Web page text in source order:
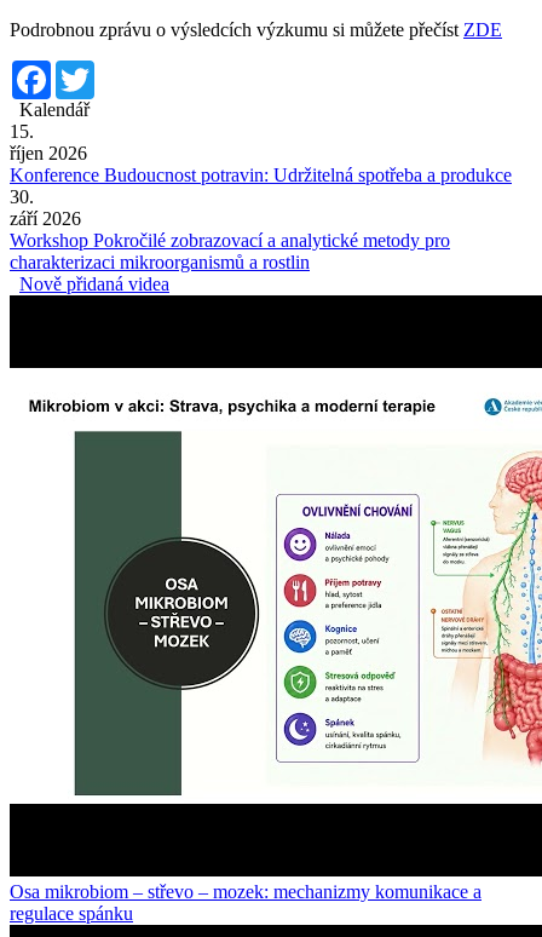
Podrobnou zprávu o výsledcích výzkumu si můžete přečíst ZDE
Facebook
Kalendář
15.
říjen 2026
Konference Budoucnost potravin: Udržitelná spotřeba a produkce
30.
září 2026
Workshop Pokročilé zobrazovací a analytické metody pro
charakterizaci mikroorganismů a rostlin
Nově přidaná videa
Osa mikrobiom – střevo – mozek: mechanizmy komunikace a
regulace spánku